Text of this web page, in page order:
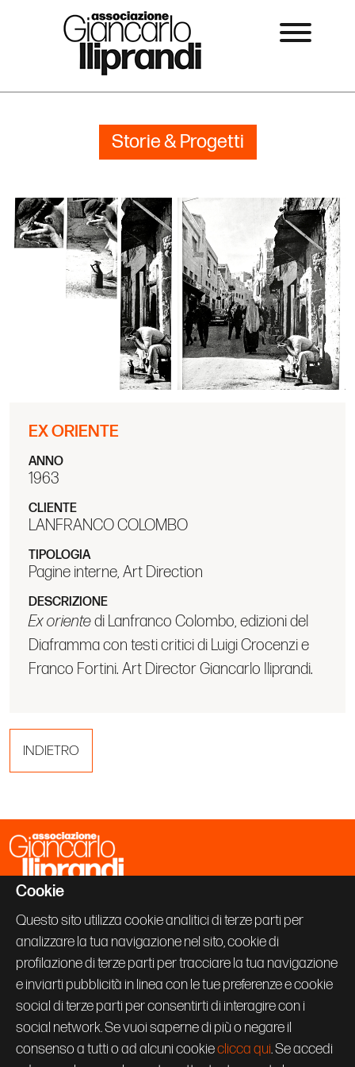
Cookie
Questo sito utilizza cookie analitici di terze parti per
analizzare la tua navigazione nel sito, cookie di
profilazione di terze parti per tracciare la tua navigazione
e inviarti pubblicità in linea con le tue preferenze e cookie
social di terze parti per consentirti di interagire con i
social network. Se vuoi saperne di più o negare il
consenso a tutti o ad alcuni cookieclicca qui. Se accedi
Storie & Progetti
EX ORIENTE
ANNO
1963
CLIENTE
LANFRANCO COLOMBO
TIPOLOGIA
Pagine interne, Art Direction
DESCRIZIONE
Ex orientedi Lanfranco Colombo, edizioni del
Diaframma con testi critici di Luigi Crocenzi e
Franco Fortini. Art Director Giancarlo Iliprandi.
INDIETRO
Associazione Giancarlo Iliprandi
20131 Milano
+39 02 70600843
info@giancarloiliprandi.net
PRIVACY POLICY
COOKIE
CREDITS